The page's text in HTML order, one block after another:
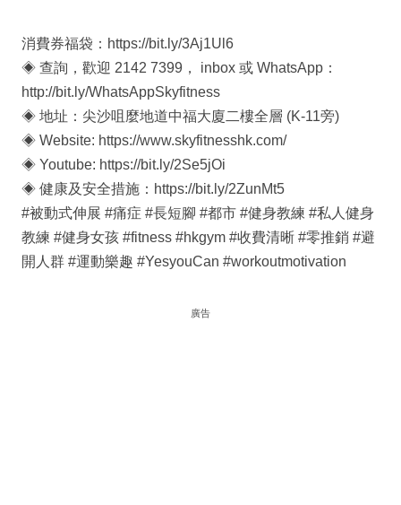
消費券福袋：https://bit.ly/3Aj1Ul6
◈ 查詢，歡迎 2142 7399， inbox 或 WhatsApp：
http://bit.ly/WhatsAppSkyfitness
◈ 地址：尖沙咀麼地道中福大廈二樓全層 (K-11旁)
◈ Website: https://www.skyfitnesshk.com/
◈ Youtube: https://bit.ly/2Se5jOi
◈ 健康及安全措施：https://bit.ly/2ZunMt5
#被動式伸展 #痛症 #長短腳 #都市 #健身教練 #私人健身
教練 #健身女孩 #fitness #hkgym #收費清晰 #零推銷 #避
開人群 #運動樂趣 #YesyouCan #workoutmotivation
廣告